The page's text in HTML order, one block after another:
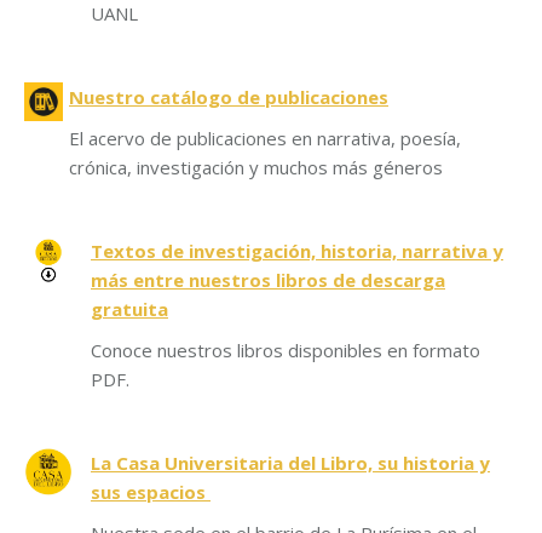
UANL
Nuestro catálogo de publicaciones
El acervo de publicaciones en narrativa, poesía,
crónica, investigación y muchos más géneros
Textos de investigación, historia, narrativa y
más entre nuestros libros de descarga
gratuita
Conoce nuestros libros disponibles en formato
PDF.
La Casa Universitaria del Libro, su historia y
sus espacios